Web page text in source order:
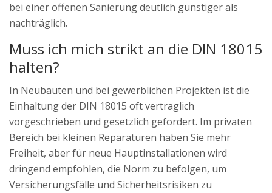
bei einer offenen Sanierung deutlich günstiger als
nachträglich.
Muss ich mich strikt an die DIN 18015
halten?
In Neubauten und bei gewerblichen Projekten ist die
Einhaltung der DIN 18015 oft vertraglich
vorgeschrieben und gesetzlich gefordert. Im privaten
Bereich bei kleinen Reparaturen haben Sie mehr
Freiheit, aber für neue Hauptinstallationen wird
dringend empfohlen, die Norm zu befolgen, um
Versicherungsfälle und Sicherheitsrisiken zu